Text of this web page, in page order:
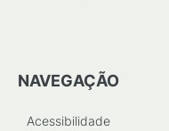
NAVEGAÇÃO
Acessibilidade